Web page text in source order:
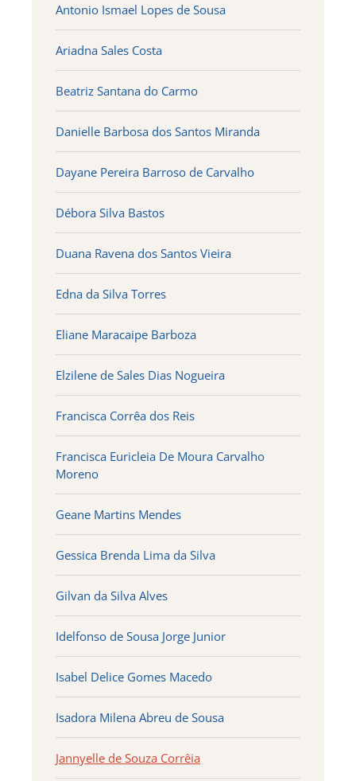
Antonio Ismael Lopes de Sousa
Ariadna Sales Costa
Beatriz Santana do Carmo
Danielle Barbosa dos Santos Miranda
Dayane Pereira Barroso de Carvalho
Débora Silva Bastos
Duana Ravena dos Santos Vieira
Edna da Silva Torres
Eliane Maracaipe Barboza
Elzilene de Sales Dias Nogueira
Francisca Corrêa dos Reis
Francisca Euricleia De Moura Carvalho
Moreno
Geane Martins Mendes
Gessica Brenda Lima da Silva
Gilvan da Silva Alves
Idelfonso de Sousa Jorge Junior
Isabel Delice Gomes Macedo
Isadora Milena Abreu de Sousa
Jannyelle de Souza Corrêia